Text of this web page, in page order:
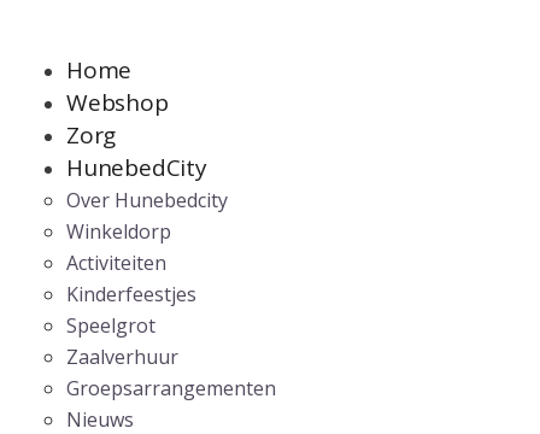
Home
Webshop
Zorg
HunebedCity
Over Hunebedcity
Winkeldorp
Activiteiten
Kinderfeestjes
Speelgrot
Zaalverhuur
Groepsarrangementen
Nieuws